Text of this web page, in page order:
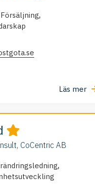
Försäljning,
Läs mer
CoCentric AB
,